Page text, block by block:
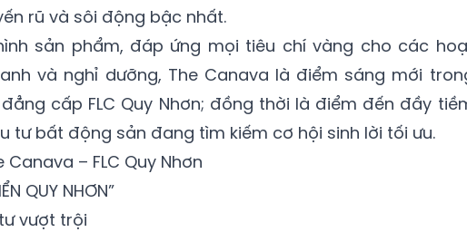
rũ và sôi động bậc nhất.
sản phẩm, đáp ứng mọi tiêu chí vàng cho các
và nghỉ dưỡng, The Canava là điểm sáng mới
cấp FLC Quy Nhơn; đồng thời là điểm đến đầy
tư bất động sản đang tìm kiếm cơ hội sinh lời tối ưu.
– FLC Quy Nhơn
QUY NHƠN”
vượt trội